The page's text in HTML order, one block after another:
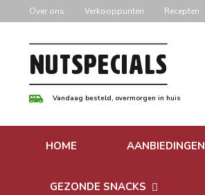
naar
inhoud
Over ons Verkooppunten Recepten
Vandaag besteld, overmorgen in huis
HOME AANBIEDINGEN
GEZONDE SNACKS